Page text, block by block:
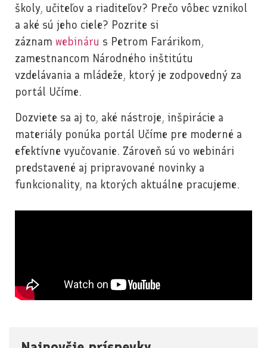
školy, učiteľov a riaditeľov? Prečo vôbec vznikol
a aké sú jeho ciele? Pozrite si
záznam webináru s Petrom Farárikom,
zamestnancom Národného inštitútu
vzdelávania a mládeže, ktorý je zodpovedný za
portál Učíme.
Dozviete sa aj to, aké nástroje, inšpirácie a
materiály ponúka portál Učíme pre moderné a
efektívne vyučovanie. Zároveň sú vo webinári
predstavené aj pripravované novinky a
funkcionality, na ktorých aktuálne pracujeme.